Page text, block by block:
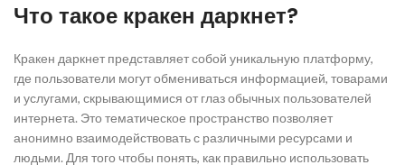
Что такое кракен даркнет?
Кракен даркнет представляет собой уникальную платформу,
где пользователи могут обмениваться информацией, товарами
и услугами, скрывающимися от глаз обычных пользователей
интернета. Это тематическое пространство позволяет
анонимно взаимодействовать с различными ресурсами и
людьми. Для того чтобы понять, как правильно использовать